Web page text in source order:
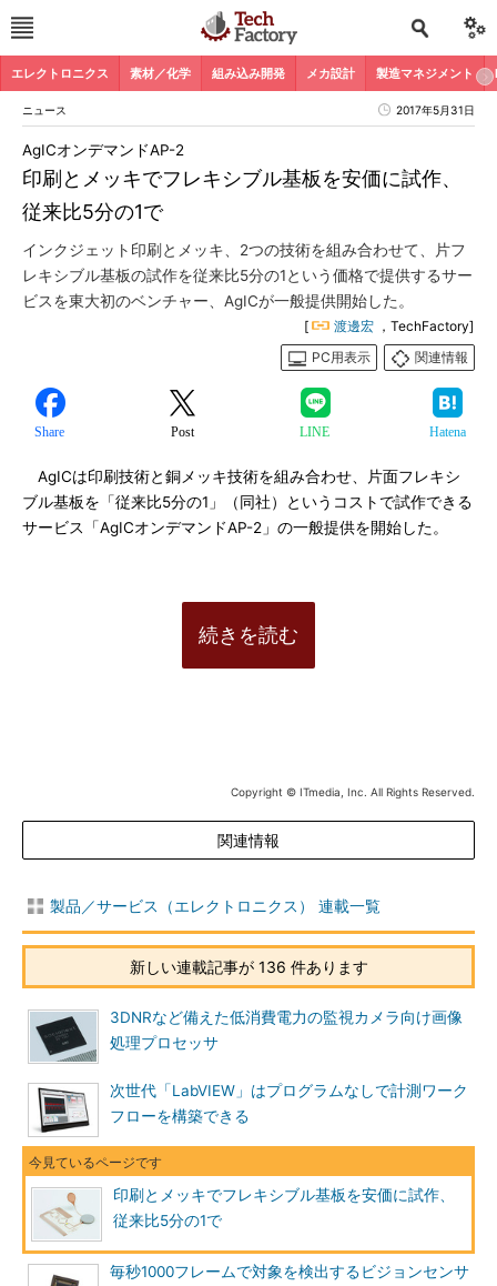
エレクトロニクス 素材／化学 組み込み開発 メカ設計 製造マネジメント
ニュース 2017年5月31日
印刷とメッキでフレキシブル基板を安価に試作、
従来比5分の1で
AgICオンデマンドAP-2
インクジェット印刷とメッキ、2つの技術を組み合わせて、片フ
レキシブル基板の試作を従来比5分の1という価格で提供するサー
ビスを東大初のベンチャー、AgICが一般提供開始した。
[ 渡邊宏 ，TechFactory]
PC用表示
関連情報
Share Post LINE Hatena
AgICは印刷技術と銅メッキ技術を組み合わせ、片面フレキシ
ブル基板を「従来比5分の1」（同社）というコストで試作できる
サービス「AgICオンデマンドAP-2」の一般提供を開始した。
続きを読む
Copyright © ITmedia, Inc. All Rights Reserved.
関連情報
製品／サービス（エレクトロニクス） 連載一覧
新しい連載記事が 136 件あります
3DNRなど備えた低消費電力の監視カメラ向け画像
処理プロセッサ
次世代「LabVIEW」はプログラムなしで計測ワーク
フローを構築できる
印刷とメッキでフレキシブル基板を安価に試作、
従来比5分の1で
毎秒1000フレームで対象を検出するビジョンセンサ